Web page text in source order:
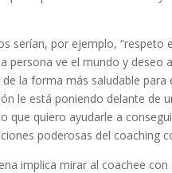
serían, por ejemplo, “respeto
persona ve el mundo y deseo
la forma más saludable para
le está poniendo delante de
que quiero ayudarle a
poderosas del coaching
implica mirar al coachee con